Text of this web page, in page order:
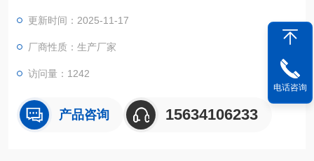
更新时间：2025-11-17
厂商性质：生产厂家
访问量：1242
产品咨询 15634106233
电话咨询